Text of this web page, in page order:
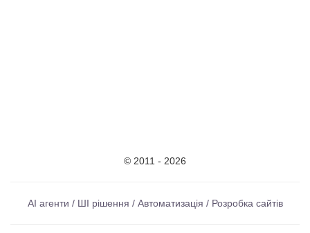
© 2011 - 2026
AI агенти / ШІ рішення / Автоматизація / Розробка сайтів